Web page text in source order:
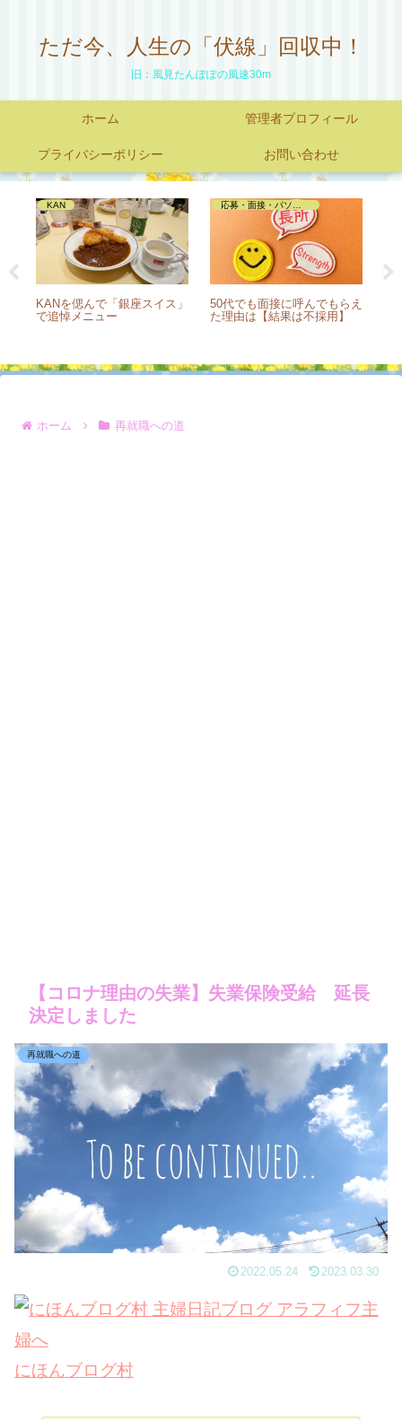
ただ今、人生の「伏線」回収中！
旧：風見たんぽぽの風速30m
ホーム 管理者プロフィール
プライバシーポリシー お問い合わせ
KAN
KANを偲んで「銀座スイス」
で追悼メニュー
50代でも面接に呼んでもらえ
た理由は【結果は不採用】
ホーム 再就職への道
【コロナ理由の失業】失業保険受給 延長
決定しました
再就職への道
2022.05.24 2023.03.30
にほんブログ村